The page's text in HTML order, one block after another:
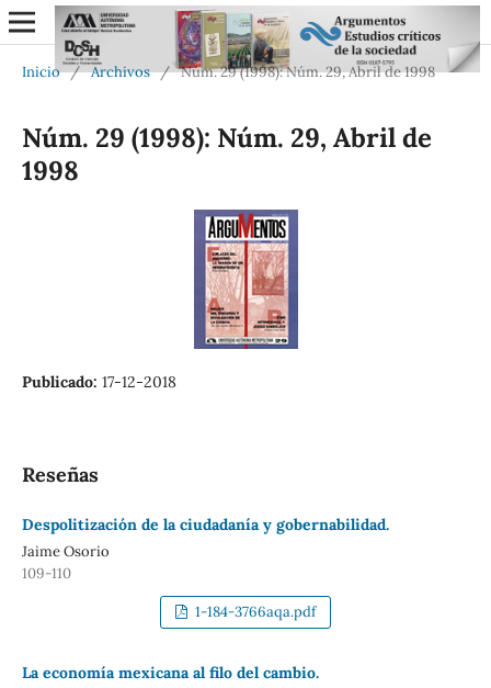
Inicio / Archivos / Núm. 29 (1998): Núm. 29, Abril de 1998
Núm. 29 (1998): Núm. 29, Abril de
1998
Publicado: 17-12-2018
Reseñas
Despolitización de la ciudadanía y gobernabilidad.
Jaime Osorio
109-110
1-184-3766aqa.pdf
La economía mexicana al filo del cambio.